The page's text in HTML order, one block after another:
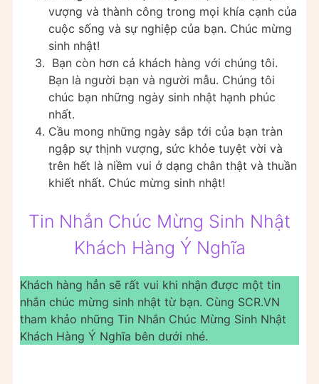
vượng và thành công trong mọi khía cạnh của
cuộc sống và sự nghiệp của bạn. Chúc mừng
sinh nhật!
Bạn còn hơn cả khách hàng với chúng tôi.
Bạn là người bạn và người mẫu. Chúng tôi
chúc bạn những ngày sinh nhật hạnh phúc
nhất.
Cầu mong những ngày sắp tới của bạn tràn
ngập sự thịnh vượng, sức khỏe tuyệt vời và
trên hết là niềm vui ở dạng chân thật và thuần
khiết nhất. Chúc mừng sinh nhật!
Tin Nhắn Chúc Mừng Sinh Nhật
Khách Hàng Ý Nghĩa
Khách hàng hẳn sẽ rất vui khi nhận được một tin
nhắn chúc mừng sinh nhật từ bạn. Cùng SCR.VN
tham khảo những Tin Nhắn Chúc Mừng Sinh Nhật
Khách Hàng Ý Nghĩa bên dưới nhé.